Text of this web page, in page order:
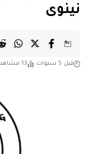
نينوى
قبل 5 سنوات 13 مشاهدات